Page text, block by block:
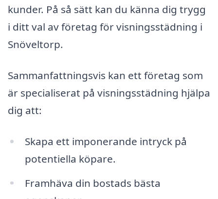
kunder. På så sätt kan du känna dig trygg
i ditt val av företag för visningsstädning i
Snöveltorp.
Sammanfattningsvis kan ett företag som
är specialiserat på visningsstädning hjälpa
dig att:
Skapa ett imponerande intryck på
potentiella köpare.
Framhäva din bostads bästa